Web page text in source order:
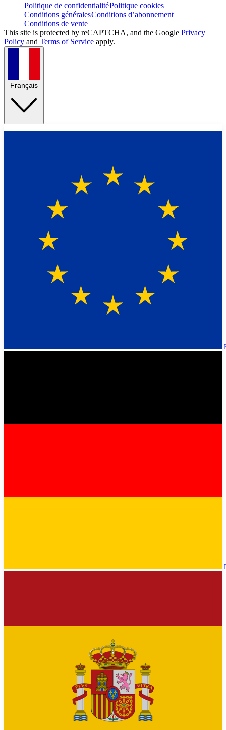
Politique de confidentialitéPolitique cookies
Conditions généralesConditions d’abonnement
Conditions de vente
This site is protected by reCAPTCHA, and the Google Privacy
Policy and Terms of Service apply.
Français